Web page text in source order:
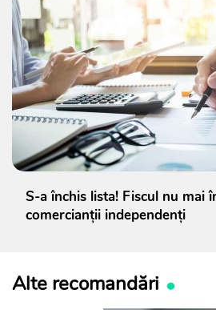
S-a închis lista! Fiscul nu mai
comercianții independenți
Alte recomandări